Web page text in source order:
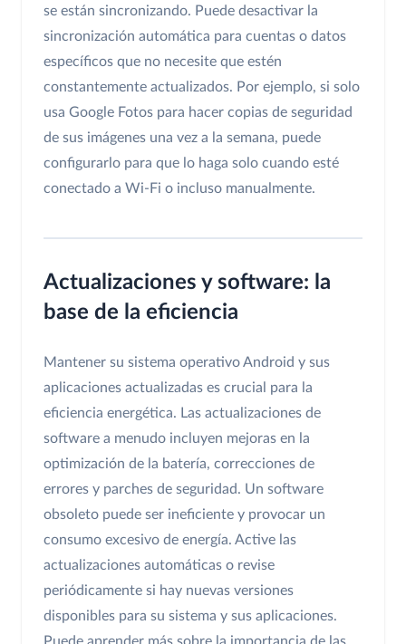
se están sincronizando. Puede desactivar la
sincronización automática para cuentas o datos
específicos que no necesite que estén
constantemente actualizados. Por ejemplo, si solo
usa Google Fotos para hacer copias de seguridad
de sus imágenes una vez a la semana, puede
configurarlo para que lo haga solo cuando esté
conectado a Wi-Fi o incluso manualmente.
Actualizaciones y software: la
base de la eficiencia
Mantener su sistema operativo Android y sus
aplicaciones actualizadas es crucial para la
eficiencia energética. Las actualizaciones de
software a menudo incluyen mejoras en la
optimización de la batería, correcciones de
errores y parches de seguridad. Un software
obsoleto puede ser ineficiente y provocar un
consumo excesivo de energía. Active las
actualizaciones automáticas o revise
periódicamente si hay nuevas versiones
disponibles para su sistema y sus aplicaciones.